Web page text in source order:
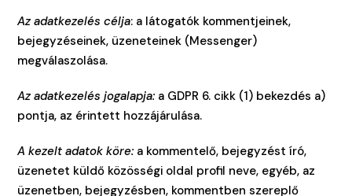
Az adatkezelés célja: a látogatók kommentjeinek,
bejegyzéseinek, üzeneteinek (Messenger)
megválaszolása.
Az adatkezelés jogalapja: a GDPR 6. cikk (1) bekezdés a)
pontja, az érintett hozzájárulása.
A kezelt adatok köre: a kommentelő, bejegyzést író,
üzenetet küldő közösségi oldal profil neve, egyéb, az
üzenetben, bejegyzésben, kommentben szereplő